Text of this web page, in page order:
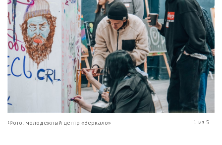
Фото: молодежный центр «Зеркало» 1 из 5